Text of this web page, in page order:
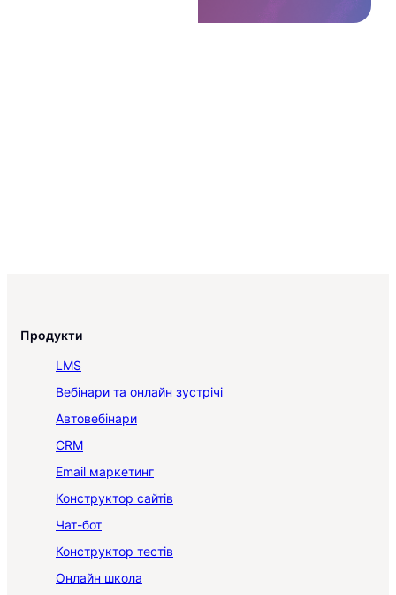
Продукти
LMS
Вебінари та онлайн зустрічі
Автовебінари
CRM
Email маркетинг
Конструктор сайтів
Чат-бот
Конструктор тестів
Онлайн школа